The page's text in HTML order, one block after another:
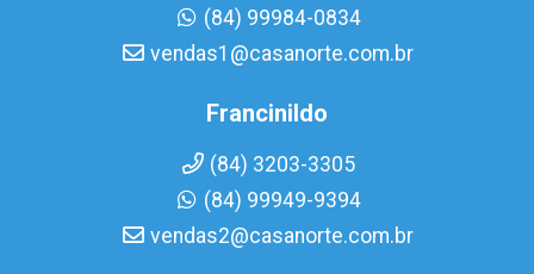
(84) 99984-0834
vendas1@casanorte.com.br
Francinildo
(84) 3203-3305
(84) 99949-9394
vendas2@casanorte.com.br